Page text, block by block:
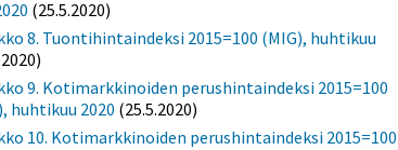
(25.5.2020)
8. Tuontihintaindeksi 2015=100 (MIG), huhtikuu
9. Kotimarkkinoiden perushintaindeksi 2015=100
huhtikuu 2020 (25.5.2020)
10. Kotimarkkinoiden perushintaindeksi 2015=100